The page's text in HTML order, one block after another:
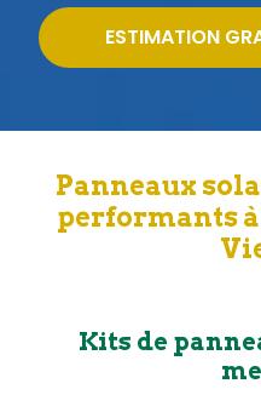
ESTIMATION
Panneaux
performants
Kits de